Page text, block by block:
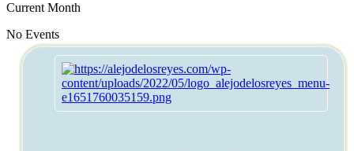
Current Month
No Events